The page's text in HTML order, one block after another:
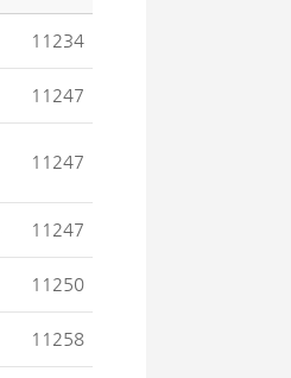
11234
11247
11247
11247
11250
11258